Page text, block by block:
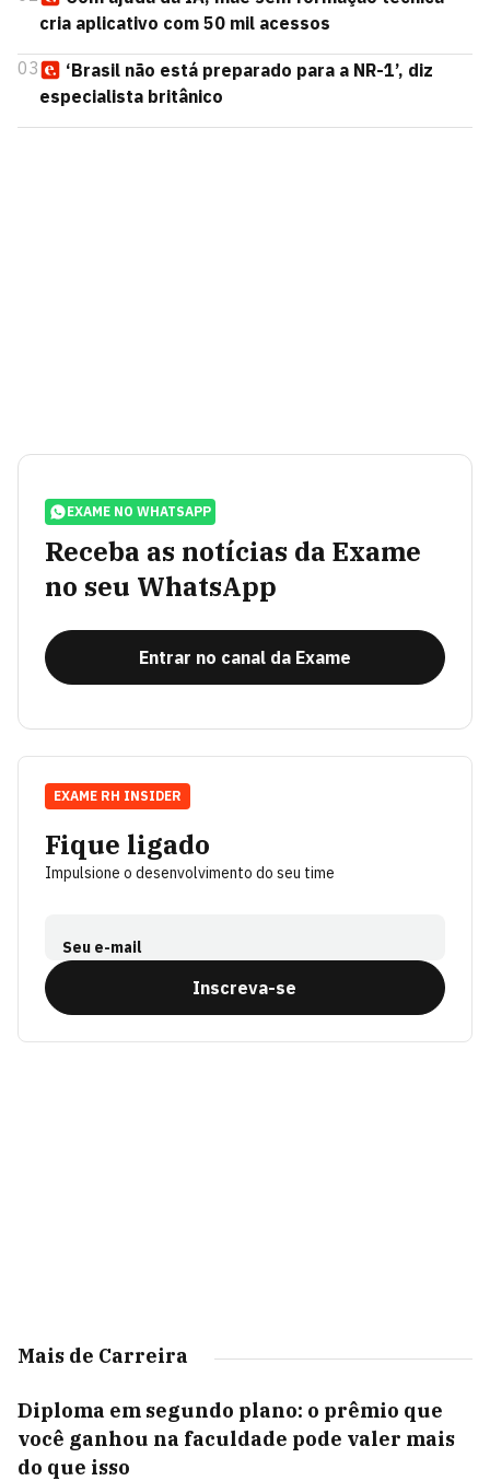
cria aplicativo com 50 mil acessos
03
‘Brasil não está preparado para a NR-1’, diz
especialista britânico
EXAME NO WHATSAPP
Receba as notícias da Exame
no seu WhatsApp
Entrar no canal da Exame
Fique ligado
Impulsione o desenvolvimento do seu time
Seu e-mail
Inscreva-se
EXAME RH INSIDER
Mais de Carreira
Diploma em segundo plano: o prêmio que
você ganhou na faculdade pode valer mais
do que isso